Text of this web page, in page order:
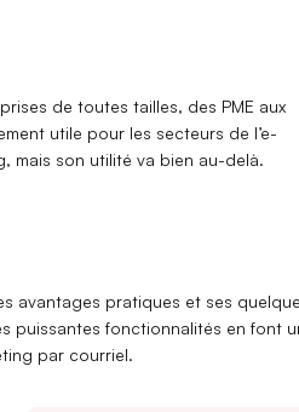
de toutes tailles, des PME aux
utile pour les secteurs de l’e-
mais son utilité va bien au-delà.
avantages pratiques et ses
puissantes fonctionnalités en font
par courriel.